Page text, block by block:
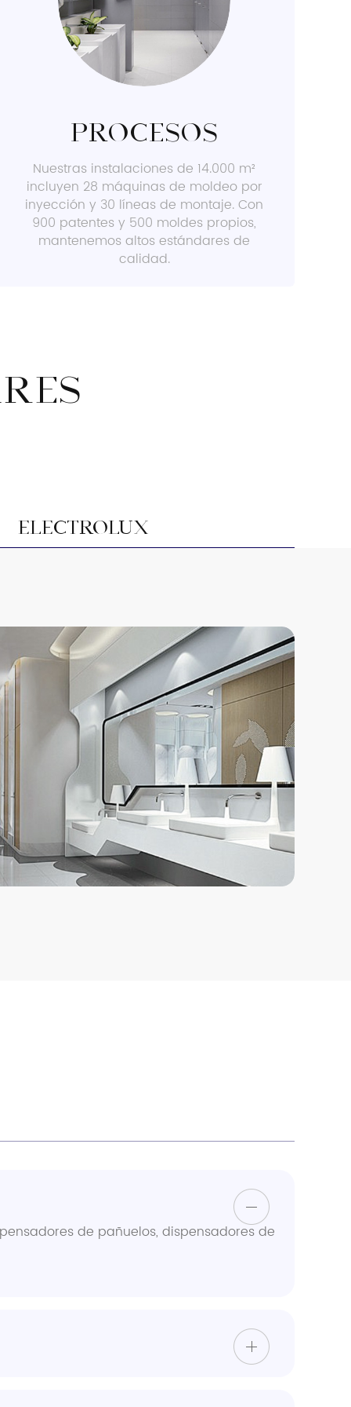
Procesos
Nuestras instalaciones de 14.000 m²
incluyen 28 máquinas de moldeo por
inyección y 30 líneas de montaje. Con
900 patentes y 500 moldes propios,
mantenemos altos estándares de
calidad.
Electrolux
de pañuelos, dispensadores de